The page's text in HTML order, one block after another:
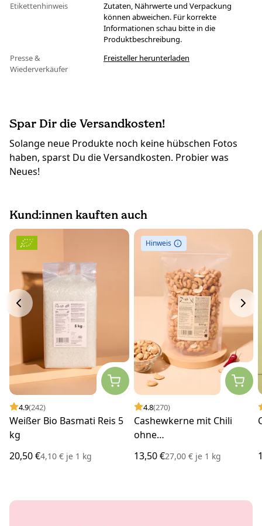
Etikettenhinweis
Zutaten, Nährwerte und Verpackung
können abweichen. Für korrekte
Informationen schau bitte in die
Produktbeschreibung.
Presse &
Wiederverkäufer
Freisteller herunterladen
Spar Dir die Versandkosten!
Solange neue Produkte noch keine hübschen Fotos
haben, sparst Du die Versandkosten. Probier was
Neues!
Kund:innen kauften auch
4.9(242)
Weißer Bio Basmati Reis 5
kg
20,50 €4,10 € je 1 kg
Hinweis
4.8(270)
Cashewkerne mit Chili
ohne
500 g
13,50 €27,00 € je1 kg